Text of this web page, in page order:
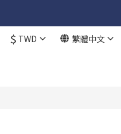
$ TWD 繁體中文